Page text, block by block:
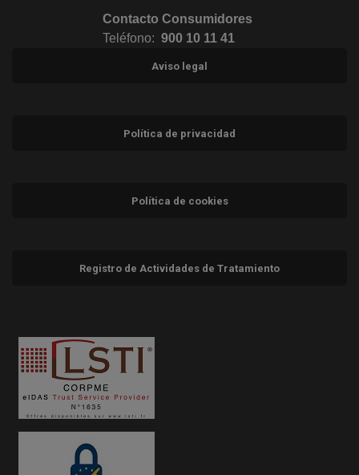
Contacto Consumidores
Teléfono: 900 10 11 41
Aviso legal
Política de privacidad
Política de cookies
Registro de Actividades de Tratamiento